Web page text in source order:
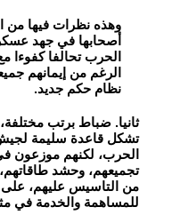
وهذه نظرات فيها من
أصحابها في جهد
الحرب تحالفا كفوءا
الرغم من إيمانهم
نظام حكم جديد.
ثانيا. ضباط برتب
تشكل قاعدة سليمة
الحرب، لكنهم موزعون
تجميعهم، وحشد
من التاسيس عليهم، على
للمساهمة والخدمة في